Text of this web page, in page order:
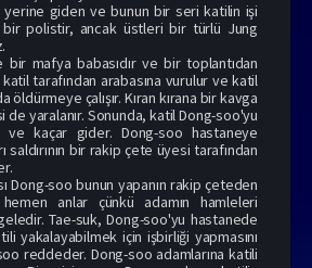
yerine giden ve bunun bir seri katilin işi
bir polistir, ancak üstleri bir türlü Jung
bir mafya babasıdır ve bir toplantıdan
tarafından arabasına vurulur ve katil
öldürmeye çalışır. Kıran kırana bir kavga
de yaralanır. Sonunda, katil Dong-soo'yu
ve kaçar gider. Dong-soo hastaneye
saldırının bir rakip çete üyesi tarafından
Dong-soo bunun yapanın rakip çeteden
hemen anlar çünkü adamın hamleleri
Tae-suk, Dong-soo'yu hastanede
yakalayabilmek için işbirliği yapmasını
reddeder. Dong-soo adamlarına katili